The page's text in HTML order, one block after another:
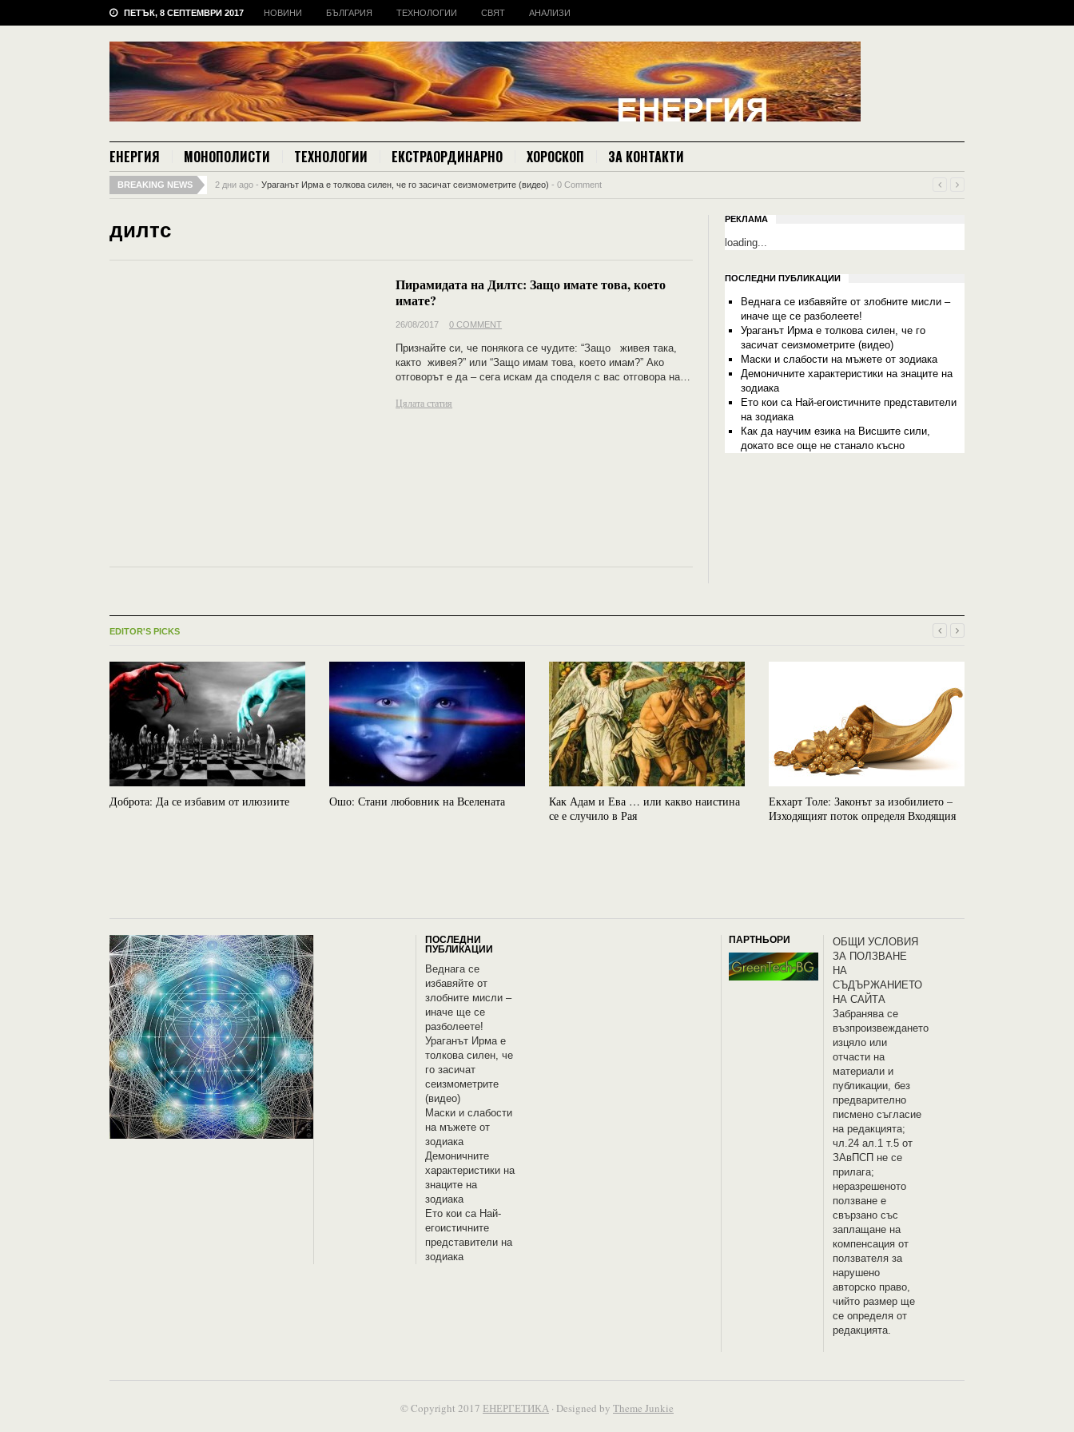
ПЕТЪК, 8 СЕПТЕМВРИ 2017 НОВИНИ БЪЛГАРИЯ ТЕХНОЛОГИИ СВЯТ АНАЛИЗИ
ЕНЕРГИЯ МОНОПОЛИСТИ ТЕХНОЛОГИИ ЕКСТРАОРДИНАРНО ХОРОСКОП ЗА КОНТАКТИ
BREAKING NEWS 2 дни ago - Ураганът Ирма е толкова силен, че го засичат сеизмометрите (видео) - 0 Comment
дилтс
Пирамидата на Дилтс: Защо имате това, което
имате?
26/08/2017 0 COMMENT
Признайте си, че понякога се чудите: “Защо живея така,
както живея?” или “Защо имам това, което имам?” Ако
отговорът е да – сега искам да споделя с вас отговора на…
Цялата статия
РЕКЛАМА
loading...
ПОСЛЕДНИ ПУБЛИКАЦИИ
Веднага се избавяйте от злобните мисли –
иначе ще се разболеете!
Ураганът Ирма е толкова силен, че го
засичат сеизмометрите (видео)
Маски и слабости на мъжете от зодиака
Демоничните характеристики на знаците на
зодиака
Ето кои са Най-егоистичните представители
на зодиака
Как да научим езика на Висшите сили,
докато все още не станало късно
EDITOR'S PICKS
Доброта: Да се избавим от илюзиите Ошо: Стани любовник на Вселената
Как Адам и Ева … или какво наистина
се е случило в Рая
Екхарт Толе: Законът за изобилието –
Изходящият поток определя Входящия
ПОСЛЕДНИ
ПУБЛИКАЦИИ
Веднага се
избавяйте от
злобните мисли –
иначе ще се
разболеете!
Ураганът Ирма е
толкова силен, че
го засичат
сеизмометрите
(видео)
Маски и слабости
на мъжете от
зодиака
Демоничните
характеристики на
знаците на
зодиака
Ето кои са Най-
егоистичните
представители на
зодиака
ПАРТНЬОРИ
OБЩИ УСЛОВИЯ
ЗА ПОЛЗВАНЕ
НА
СЪДЪРЖАНИЕТО
НА САЙТА
Забранява се
възпроизвеждането
изцяло или
отчасти на
материали и
публикации, без
предварително
писмено съгласие
на редакцията;
чл.24 ал.1 т.5 от
ЗАвПСП не се
прилага;
неразрешеното
ползване е
свързано със
заплащане на
компенсация от
ползвателя за
нарушено
авторско право,
чийто размер ще
се определя от
редакцията.
© Copyright 2017 ЕНЕРГЕТИКА · Designed by Theme Junkie